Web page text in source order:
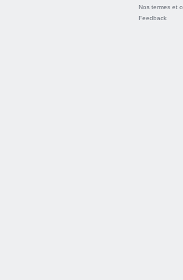
Nos termes et
Feedback